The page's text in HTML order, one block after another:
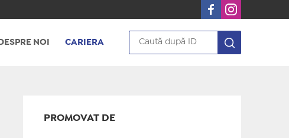
DESPRE NOI CARIERA
PROMOVAT DE